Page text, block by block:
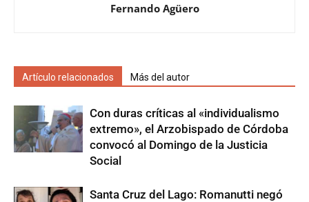
Fernando Agüero
Artículo relacionados Más del autor
Con duras críticas al «individualismo
extremo», el Arzobispado de Córdoba
convocó al Domingo de la Justicia
Social
Santa Cruz del Lago: Romanutti negó